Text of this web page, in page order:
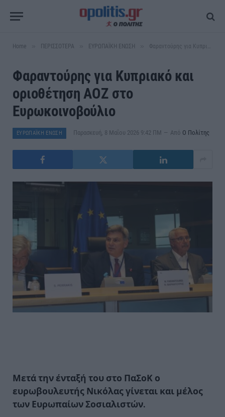
Home ΠΕΡΙΣΣΟΤΕΡΑ ΕΥΡΩΠΑΪΚΗ ΕΝΩΣΗ Φαραντούρης για Κυπριακό και οριοθέτηση ΑΟΖ στο Ευρωκοινοβούλιο
Φαραντούρης για Κυπριακό και
οριοθέτηση ΑΟΖ στο
Ευρωκοινοβούλιο
ΕΥΡΩΠΑΪΚΗ ΕΝΩΣΗ Παρασκευή, 8 Μαΐου 2026 9:42 ΠΜ Από Ο Πολίτης
Μετά την ένταξή του στο ΠαΣοΚ ο
ευρωβουλευτής Νικόλας γίνεται και μέλος
των Ευρωπαίων Σοσιαλιστών.